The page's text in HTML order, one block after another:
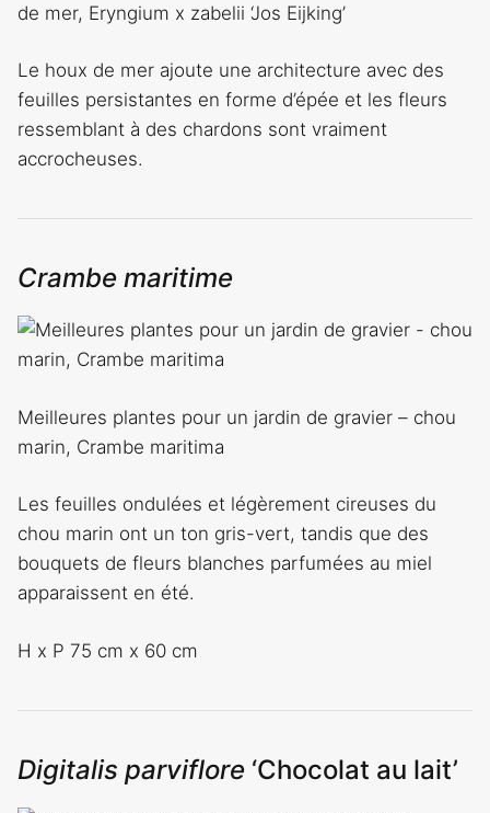
de mer, Eryngium x zabelii ‘Jos Eijking’
Le houx de mer ajoute une architecture avec des
feuilles persistantes en forme d’épée et les fleurs
ressemblant à des chardons sont vraiment
accrocheuses.
Crambe maritime
Meilleures plantes pour un jardin de gravier – chou
marin, Crambe maritima
Les feuilles ondulées et légèrement cireuses du
chou marin ont un ton gris-vert, tandis que des
bouquets de fleurs blanches parfumées au miel
apparaissent en été.
H x P 75 cm x 60 cm
Digitalis parviflore ‘Chocolat au lait’